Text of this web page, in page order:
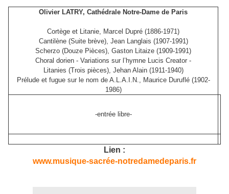
Olivier LATRY, Cathédrale Notre-Dame de Paris
Cortège et Litanie, Marcel Dupré (1886-1971)
Cantilène (Suite brève), Jean Langlais (1907-1991)
Scherzo (Douze Pièces), Gaston Litaize (1909-1991)
Choral dorien - Variations sur l’hymne Lucis Creator -
Litanies (Trois pièces), Jehan Alain (1911-1940)
Prélude et fugue sur le nom de A.L.A.I.N., Maurice Duruflé (1902-
1986)
-entrée libre-
Lien :
www.musique-sacrée-notredamedeparis.fr